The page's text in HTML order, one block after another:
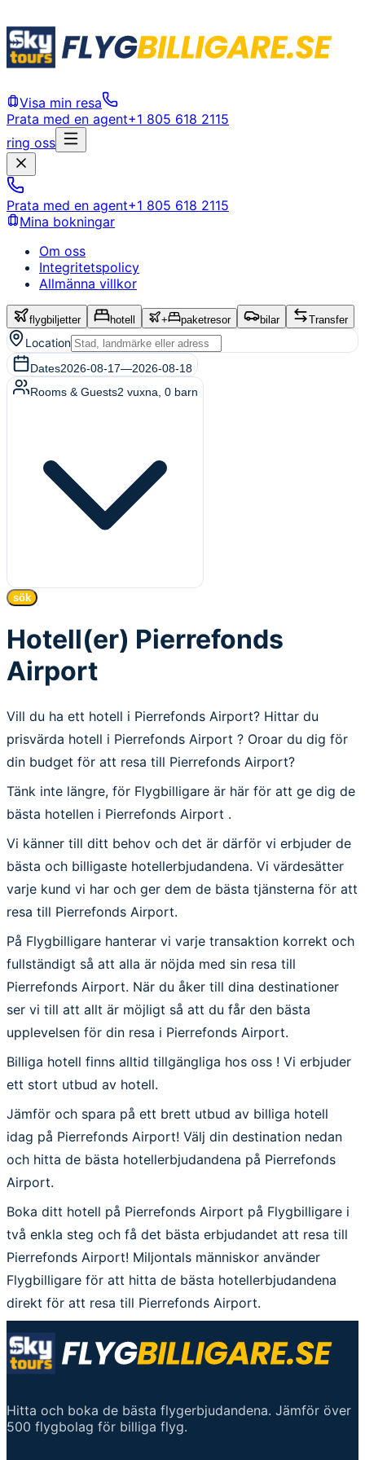
Visa min resa
Prata med en agent+1 805 618 2115
ring oss
Prata med en agent+1 805 618 2115
Mina bokningar
Om oss
Integritetspolicy
Allmänna villkor
flygbiljetter hotell + paketresor bilar Transfer
Location
Dates2026-08-17—2026-08-18
Rooms & Guests2 vuxna 0 barn
sök
Hotell(er) Pierrefonds
Airport
Vill du ha ett hotell i Pierrefonds Airport? Hittar du
prisvärda hotell i Pierrefonds Airport ? Oroar du dig för
din budget för att resa till Pierrefonds Airport?
Tänk inte längre, för Flygbilligare är här för att ge dig de
bästa hotellen i Pierrefonds Airport .
Vi känner till ditt behov och det är därför vi erbjuder de
bästa och billigaste hotellerbjudandena. Vi värdesätter
varje kund vi har och ger dem de bästa tjänsterna för att
resa till Pierrefonds Airport.
På Flygbilligare hanterar vi varje transaktion korrekt och
fullständigt så att alla är nöjda med sin resa till
Pierrefonds Airport. När du åker till dina destinationer
ser vi till att allt är möjligt så att du får den bästa
upplevelsen för din resa i Pierrefonds Airport.
Billiga hotell finns alltid tillgängliga hos oss ! Vi erbjuder
ett stort utbud av hotell.
Jämför och spara på ett brett utbud av billiga hotell
idag på Pierrefonds Airport! Välj din destination nedan
och hitta de bästa hotellerbjudandena på Pierrefonds
Airport.
Boka ditt hotell på Pierrefonds Airport på Flygbilligare i
två enkla steg och få det bästa erbjudandet att resa till
Pierrefonds Airport! Miljontals människor använder
Flygbilligare för att hitta de bästa hotellerbjudandena
direkt för att resa till Pierrefonds Airport.
Hitta och boka de bästa flygerbjudandena. Jämför över
500 flygbolag för billiga flyg.